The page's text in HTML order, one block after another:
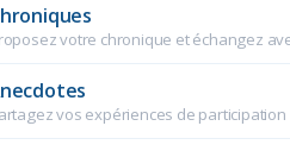
votre chronique et échangez
vos expériences de